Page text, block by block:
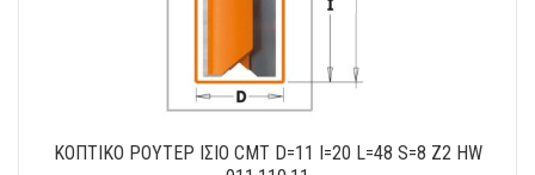
ΚΟΠΤΙΚΟ ΡΟΥΤΕΡ ΙΣΙΟ CMT D=11 I=20 L=48 S=8 Z2 HW